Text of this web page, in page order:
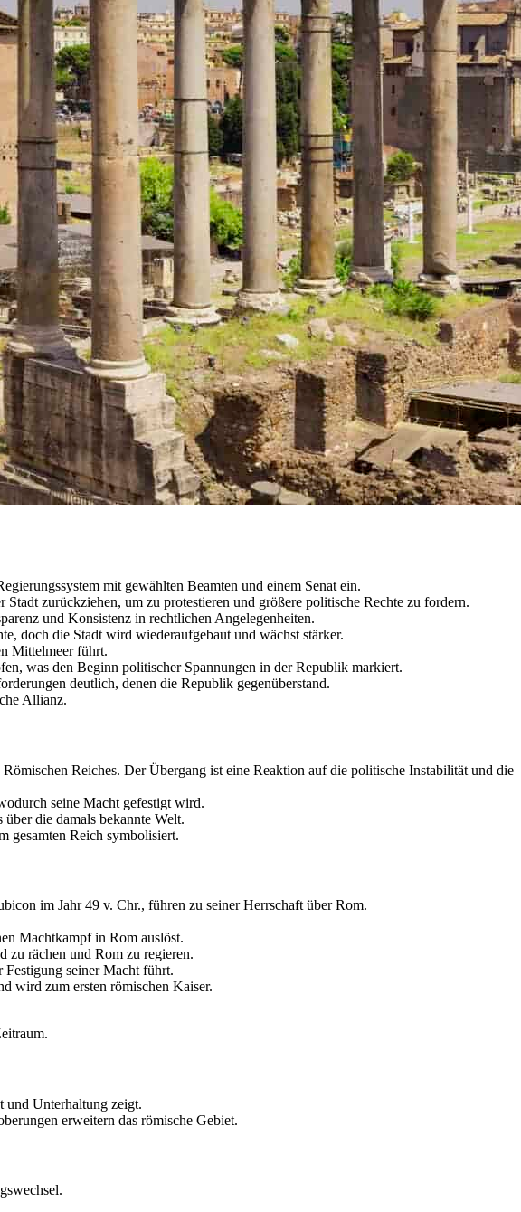
mit gewählten Beamten und einem Senat ein.
zurückziehen, um zu protestieren und größere politische Rechte zu fordern.
und Konsistenz in rechtlichen Angelegenheiten.
doch die Stadt wird wiederaufgebaut und wächst stärker.
Mittelmeer führt.
was den Beginn politischer Spannungen in der Republik markiert.
deutlich, denen die Republik gegenüberstand.
Allianz.
Reiches. Der Übergang ist eine Reaktion auf die politische Instabilität und die
seine Macht gefestigt wird.
die damals bekannte Welt.
gesamten Reich symbolisiert.
im Jahr 49 v. Chr., führen zu seiner Herrschaft über Rom.
Machtkampf in Rom auslöst.
zu rächen und Rom zu regieren.
seiner Macht führt.
wird zum ersten römischen Kaiser.
und Unterhaltung zeigt.
erweitern das römische Gebiet.